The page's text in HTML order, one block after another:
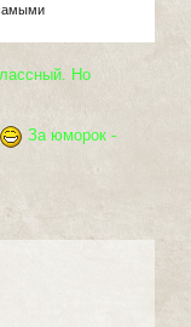
Но
За юморок -